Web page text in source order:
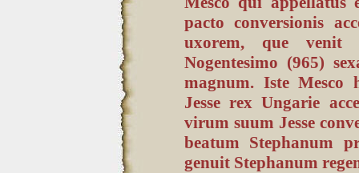
pacto conversionis
uxorem, que venit
Nogentesimo (965)
magnum. Iste Mesco
Jesse rex Ungarie
virum suum Jesse
beatum Stephanum
genuit Stephanum